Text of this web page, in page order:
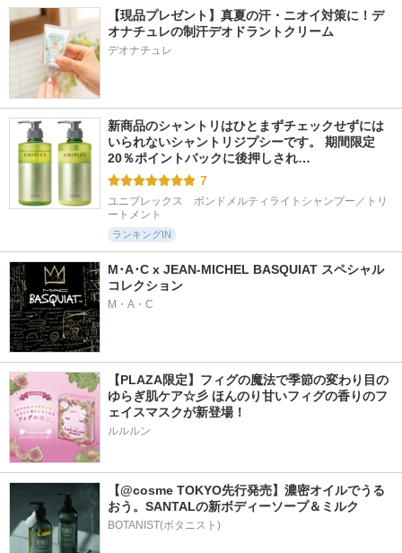
【現品プレゼント】真夏の汗・ニオイ対策に！デ
オナチュレの制汗デオドラントクリーム
デオナチュレ
新商品のシャントリはひとまずチェックせずには
いられないシャントリジプシーです。 期間限定
20％ポイントバックに後押しされ…
7
ユニプレックス　ボンドメルティライトシャンプー／トリ
ートメント
ランキングIN
M･A･C x JEAN-MICHEL BASQUIAT スペシャル
コレクション
M・A・C
【PLAZA限定】フィグの魔法で季節の変わり目の
ゆらぎ肌ケア☆彡 ほんのり甘いフィグの香りのフ
ェイスマスクが新登場！
ルルルン
【@cosme TOKYO先行発売】濃密オイルでうる
おう。SANTALの新ボディーソープ＆ミルク
BOTANIST(ボタニスト)